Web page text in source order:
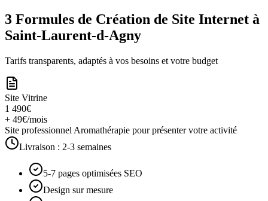
3 Formules de Création de Site Internet à
Saint-Laurent-d-Agny
Tarifs transparents, adaptés à vos besoins et votre budget
Site Vitrine
1 490€
+ 49€/mois
Site professionnel Aromathérapie pour présenter votre activité
Livraison : 2-3 semaines
5-7 pages optimisées SEO
Design sur mesure